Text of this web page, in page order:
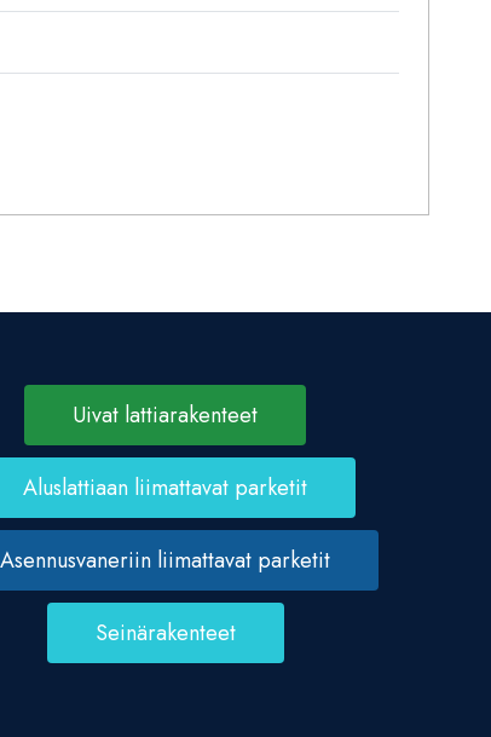
Uivat lattiarakenteet
Aluslattiaan liimattavat parketit
Asennusvaneriin liimattavat parketit
Seinärakenteet